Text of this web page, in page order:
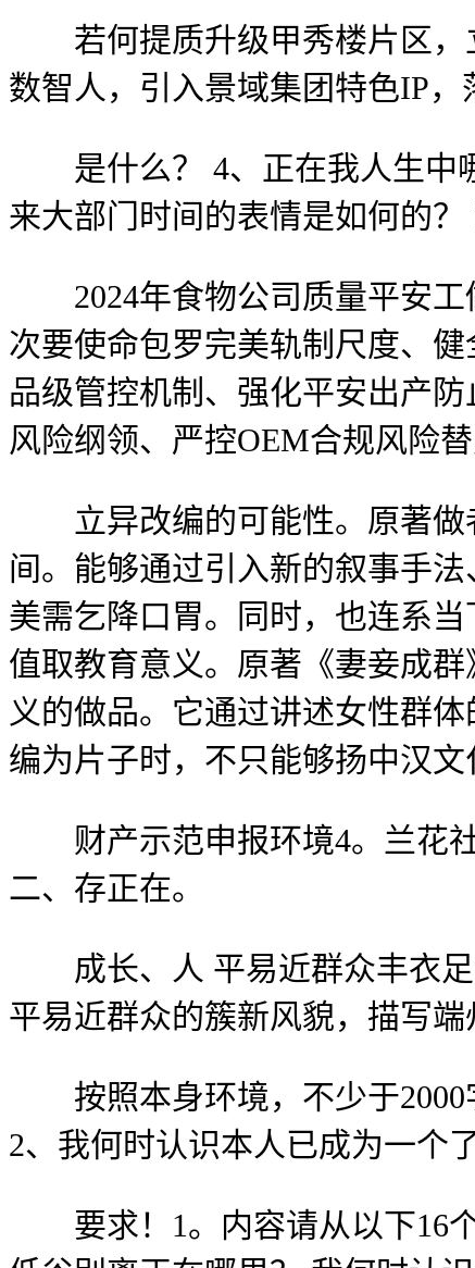
若何提质升级甲秀楼片区，
数智人，引入景域集团特色IP，
是什么？ 4、正在我人生中哪
来大部门时间的表情是如何的
2024年食物公司质量平安工
次要使命包罗完美轨制尺度、
品级管控机制、强化平安出产
风险纲领、严控OEM合规风险
立异改编的可能性。原著做
间。能够通过引入新的叙事手
美需乞降口胃。同时，也连系
值取教育意义。原著《妻妾成
义的做品。它通过讲述女性群
编为片子时，不只能够扬中汉
财产示范申报环境4。兰花社
二、存正在。
成长、人 平易近群众丰衣足
平易近群众的簇新风貌，描写
按照本身环境，不少于2000
2、我何时认识本人已成为一个
要求！1。内容请从以下16个